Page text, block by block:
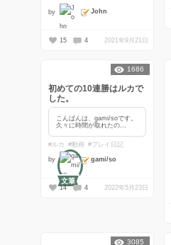
by John
15 4 2021年9月21日
初めての10連勝はルカで
した。
こんばんは、gami/soです。
久々に時間が取れたの...
#ルカ #動画 #プレイ日記
by
文筆
gami/so
1686
14 4 2022年5月23日
3085